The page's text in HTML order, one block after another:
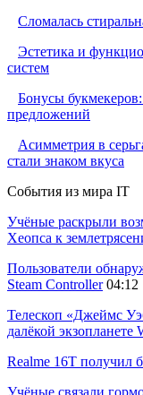
Сломалась
Эстетика и
систем
Бонусы
предложений
Асимметрия в
стали знаком вкуса
События из мира IT
Учёные раскрыли
Хеопса к
Пользователи
Steam Controller 04:12
Телескоп «Джеймс
далёкой экзопланете
Realme 16T получил